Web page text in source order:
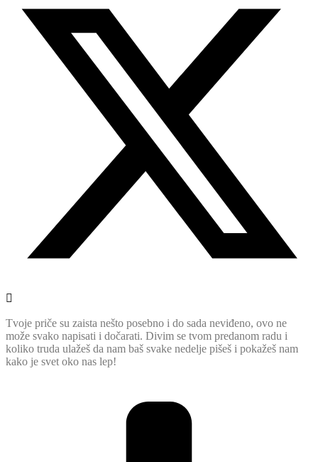
Tvoje priče su zaista nešto posebno i do sada neviđeno, ovo ne
može svako napisati i dočarati. Divim se tvom predanom radu i
koliko truda ulažeš da nam baš svake nedelje pišeš i pokažeš nam
kako je svet oko nas lep!